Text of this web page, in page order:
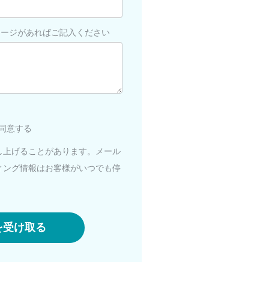
ジがあればご記入ください
意する
げることがあります。メール
グ情報はお客様がいつでも停
受け取る